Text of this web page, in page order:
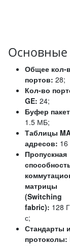
Основные
Общее кол-
портов: 28;
Кол-во
GE: 24;
Буфер
1.5 МБ;
Таблицы
адресов: 16
Пропускная
матрицы
(Switching
fabric): 128
с;
Стандарты и
протоколы: